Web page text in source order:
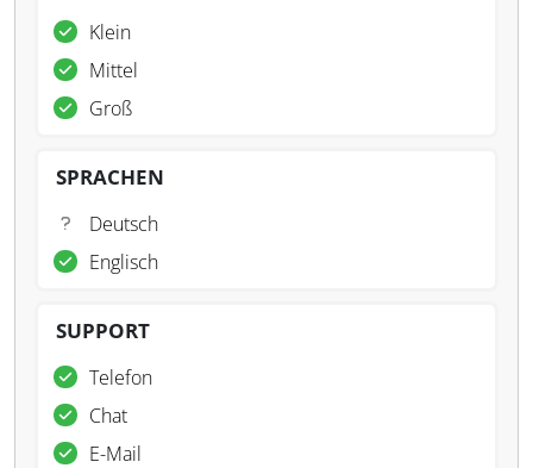
Klein
Mittel
Groß
SPRACHEN
Deutsch
Englisch
SUPPORT
Telefon
Chat
E-Mail